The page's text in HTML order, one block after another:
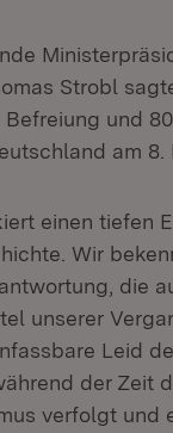
Strobl
und
am 8.
einen tiefen
Wir
die
unserer
Leid
der Zeit
verfolgt und